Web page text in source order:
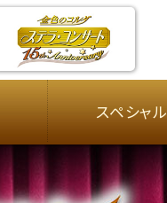
スペシャル